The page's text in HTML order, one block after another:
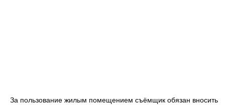
За пользование жилым помещением съёмщик обязан вносить